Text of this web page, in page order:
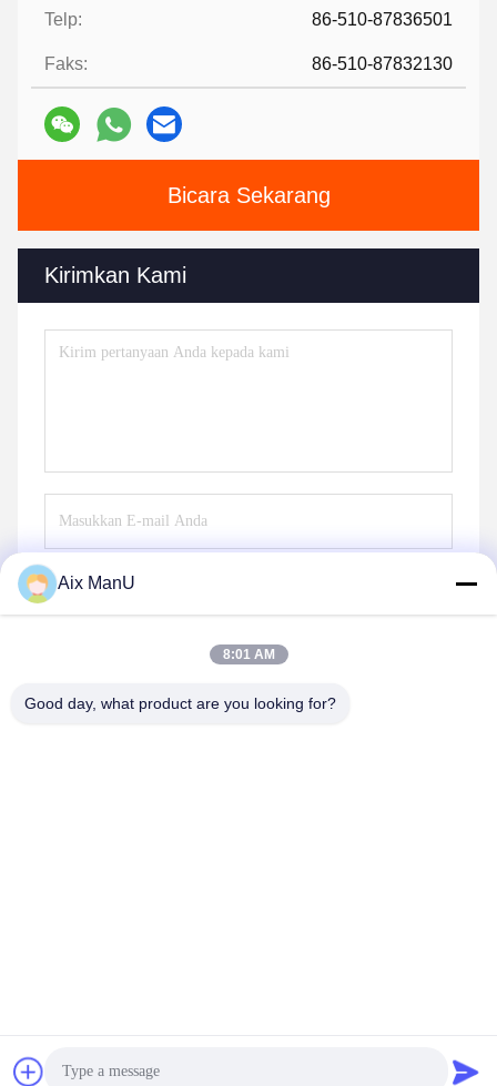
Telp: 86-510-87836501
Faks: 86-510-87832130
Bicara Sekarang
Kirimkan Kami
Kirim
CO.,LTD. . Seluruh hak cipta.
Aix ManU
8:01 AM
Good day, what product are you looking for?